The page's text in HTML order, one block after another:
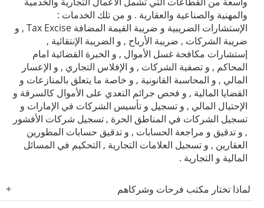
والمهنية والصناعية والعقارية . و من تلك الخدمات :
الإستشارات الضريبية و ضريبة القيمة المضافة Tax Excise , و
ضريبة الشركات , ضريبة الأرباح , و الضريبة الإنتقائية ,
إستشارات مكافحة غسل الأموال , و الخبرة القضائية امام
المحاكم , و تصفية الشركات , و الإفلاس التجاري , و الإعسار
المالي , و المحاسبة القانونية , و خاصة ما يتعلق بالمنازعات و
القضايا المالية , و فحص جرائم التعدي على الأموال كالسرقة و
الإحتيال المالي , و تسجيل و تأسيس الشركات في الإمارات و
تسجيل الشركات في المناطق الحرة , تسجيل شركات الأفشور
, و تدقيق و مراجعة الحسابات , و تدقيق حسابات المطورين
العقارين , و تسجيل العلامات التجارية , التحكيم في المسائل
المالية و التجارية .
لماذا تختار مكتب فرحات وشركاهم